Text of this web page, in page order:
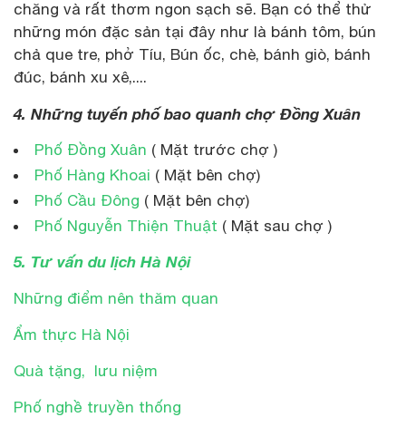
chăng và rất thơm ngon sạch sẽ. Bạn có thể thử
những món đặc sản tại đây như là bánh tôm, bún
chả que tre, phở Tíu, Bún ốc, chè, bánh giò, bánh
đúc, bánh xu xê,....
4. Những tuyến phố bao quanh chợ Đồng Xuân
Phố Đồng Xuân ( Mặt trước chợ )
Phố Hàng Khoai ( Mặt bên chợ)
Phố Cầu Đông ( Mặt bên chợ)
Phố Nguyễn Thiện Thuật ( Mặt sau chợ )
5. Tư vấn du lịch Hà Nội
Những điểm nên thăm quan
Ẩm thực Hà Nội
Quà tặng, lưu niệm
Phố nghề truyền thống